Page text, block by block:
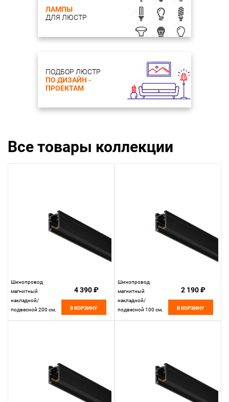
ЛАМПЫ
ДЛЯ ЛЮСТР
ПОДБОР ЛЮСТР
ПО ДИЗАЙН -
ПРОЕКТАМ
Все товары коллекции
Шинопровод
магнитный
накладной/
подвесной 200 см,
4 390 ₽
В КОРЗИНУ
Шинопровод
магнитный
накладной/
подвесной 100 см,
2 190 ₽
В КОРЗИНУ